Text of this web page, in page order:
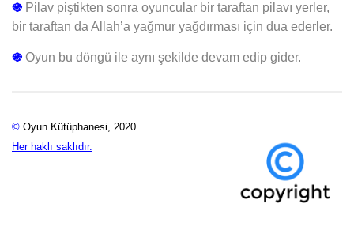
֍ Pilav piştikten sonra oyuncular bir taraftan pilavı yerler,
bir taraftan da Allah’a yağmur yağdırması için dua ederler.
֍ Oyun bu döngü ile aynı şekilde devam edip gider.
© Oyun Kütüphanesi, 2020.
Her haklı saklıdır.